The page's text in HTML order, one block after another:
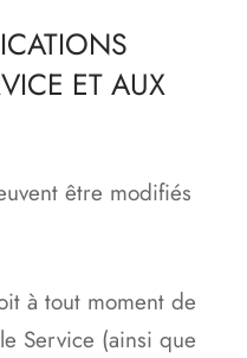
ET AUX
être modifiés
à tout moment de
Service (ainsi que